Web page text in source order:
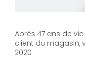
Après 47 ans de
client du magasin,
2020